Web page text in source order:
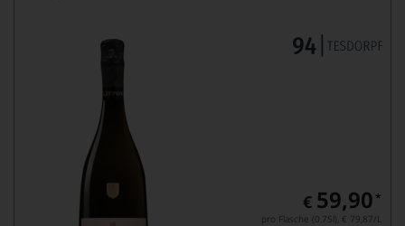
€ 59,90 *
pro Flasche (0.75l), € 79,87/L